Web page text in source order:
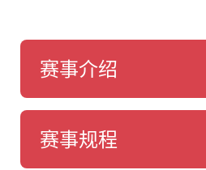
赛事介绍
赛事规程